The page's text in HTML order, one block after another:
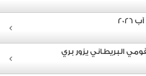
البريطاني يزور بري